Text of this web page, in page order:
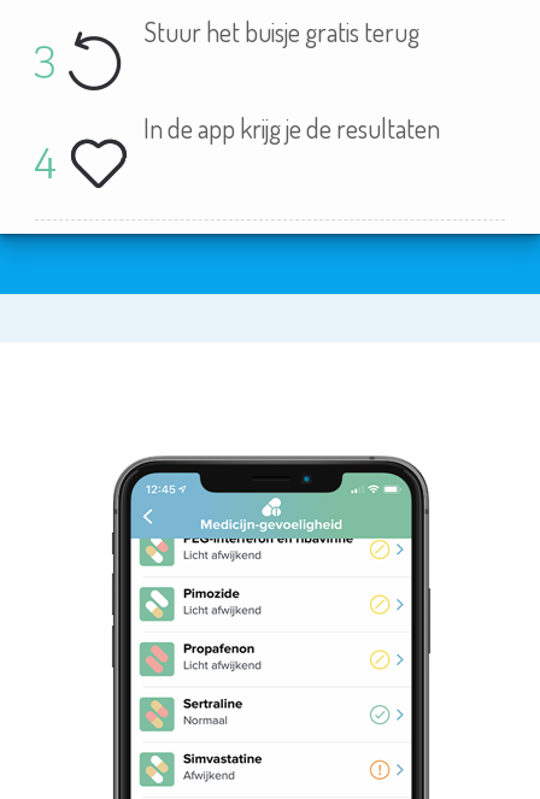
Stuur het buisje gratis terug
In de app krijg je de resultaten